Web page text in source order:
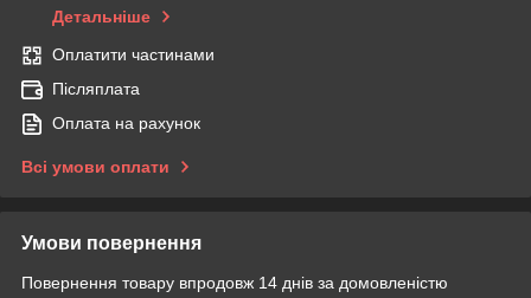
Детальніше
Оплатити частинами
Післяплата
Оплата на рахунок
Всі умови оплати
Умови повернення
Повернення товару впродовж 14 днів за домовленістю